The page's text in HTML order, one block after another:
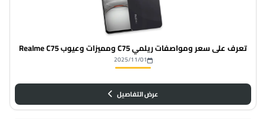
تعرف على سعر ومواصفات ريلمي C75 ومميزات وعيوب Realme C75
2025/11/01
عرض التفاصيل